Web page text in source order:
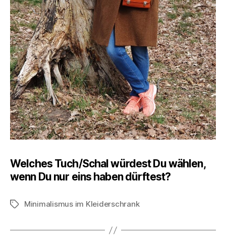
Welches Tuch/Schal würdest Du wählen,
wenn Du nur eins haben dürftest?
Schlagwörter
Minimalismus im Kleiderschrank